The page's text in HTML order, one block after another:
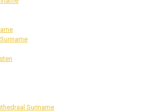
Suriname